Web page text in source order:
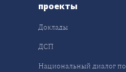
проекты
Доклады
ДСП
Национальный диалог по